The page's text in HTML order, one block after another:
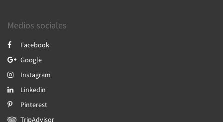
Medios sociales
Facebook
Google
Instagram
Linkedin
Pinterest
TripAdvisor